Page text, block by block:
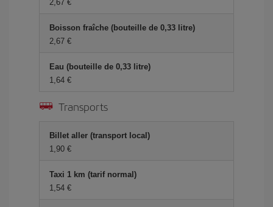
2,67 €
Boisson fraîche (bouteille de 0,33 litre)
2,67 €
Eau (bouteille de 0,33 litre)
1,64 €
Transports
Billet aller (transport local)
1,90 €
Taxi 1 km (tarif normal)
1,54 €